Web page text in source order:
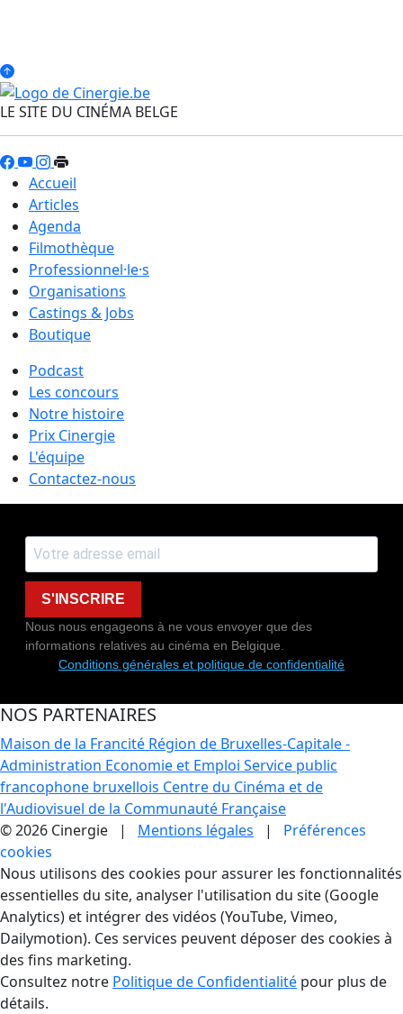
LE SITE DU CINÉMA BELGE
Accueil
Articles
Agenda
Filmothèque
Professionnel·le·s
Organisations
Castings & Jobs
Boutique
Podcast
Les concours
Notre histoire
Prix Cinergie
L'équipe
Contactez-nous
S'INSCRIRE
Nous nous engageons à ne vous envoyer que des
informations relatives au cinéma en Belgique.
Conditions générales et politique de confidentialité
NOS PARTENAIRES
Maison de la Francité Région de Bruxelles-Capitale -
Administration Economie et Emploi Service public
francophone bruxellois Centre du Cinéma et de
l'Audiovisuel de la Communauté Française
© 2026 Cinergie | Mentions légales | Préférences
cookies
Gestion des Cookies
Nous utilisons des cookies pour assurer les fonctionnalités
essentielles du site, analyser l'utilisation du site (Google
Analytics) et intégrer des vidéos (YouTube, Vimeo,
Dailymotion). Ces services peuvent déposer des cookies à
des fins marketing.
Consultez notre Politique de Confidentialité pour plus de
détails.